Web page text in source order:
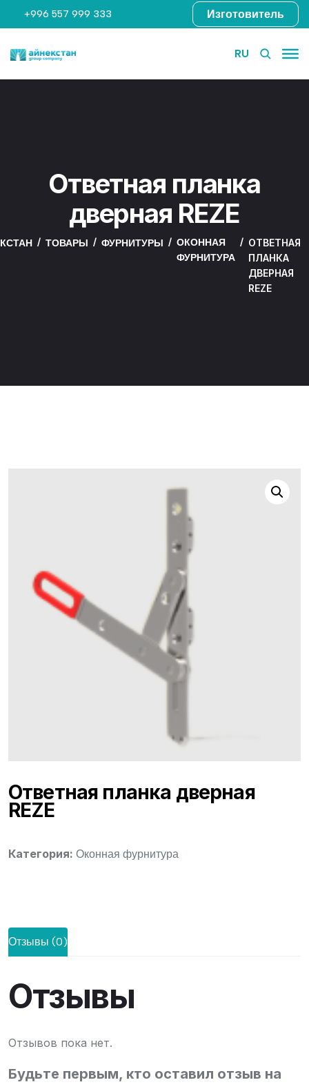
+996 557 999 333 Изготовитель
RU
Ответная планка
дверная REZE
ТОВАРЫ ФУРНИТУРЫ
ОКОННАЯ
ФУРНИТУРА
ОТВЕТНАЯ
ПЛАНКА
ДВЕРНАЯ
REZE
Ответная планка дверная
REZE
Категория: Оконная фурнитура
Отзывы (0)
Отзывы
Отзывов пока нет.
Будьте первым, кто оставил отзыв на